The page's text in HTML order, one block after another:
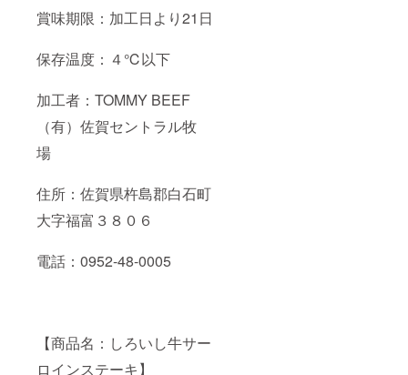
賞味期限：加工日より21日
保存温度：４℃以下
加工者：TOMMY BEEF
（有）佐賀セントラル牧
場
住所：佐賀県杵島郡白石町
大字福富３８０６
電話：0952-48-0005
【商品名：しろいし牛サー
ロインステーキ】